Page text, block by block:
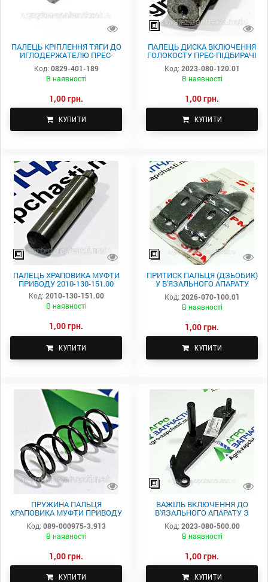
ПАЛЕЦЬ КРІПЛЕННЯ ТЯГИ ДО
ИГЛОДЕРЖАТЕЛЮ ПРЕС-
0829-401-189
Код: 0829-401-189
В наявності
1,00 грн.
КУПИТИ
ПАЛЕЦЬ ДИСКА ВКЛЮЧЕННЯ
ГОЛОКОСТУ ПРЕС-ПІДБИРАЧІ
Код: 2023-080-120.01
В наявності
1,00 грн.
КУПИТИ
ПАЛЕЦЬ ХРАПОВИКА МУФТИ
ПРИВОДУ 2010-130-151.00
Код: 2010-130-151.00
В наявності
1,00 грн.
КУПИТИ
ПРИТИСК ПАЛЬЦЯ (ДЗЬОБИК)
У В'ЯЗАЛЬНОГО АПАРАТУ
2026-070-100.01
Код: 2026-070-100.01
В наявності
1,00 грн.
КУПИТИ
ПРУЖИНА ПАЛЬЦЯ
ХРАПОВИКА МУФТИ ПРИВОДУ
Код: 089-000975-3.913
В наявності
1,00 грн.
КУПИТИ
ВАЖІЛЬ ВКЛЮЧЕННЯ ДО
В'ЯЗАЛЬНОГО АПАРАТУ З
Код: 2023-080-500.00
В наявності
1,00 грн.
КУПИТИ